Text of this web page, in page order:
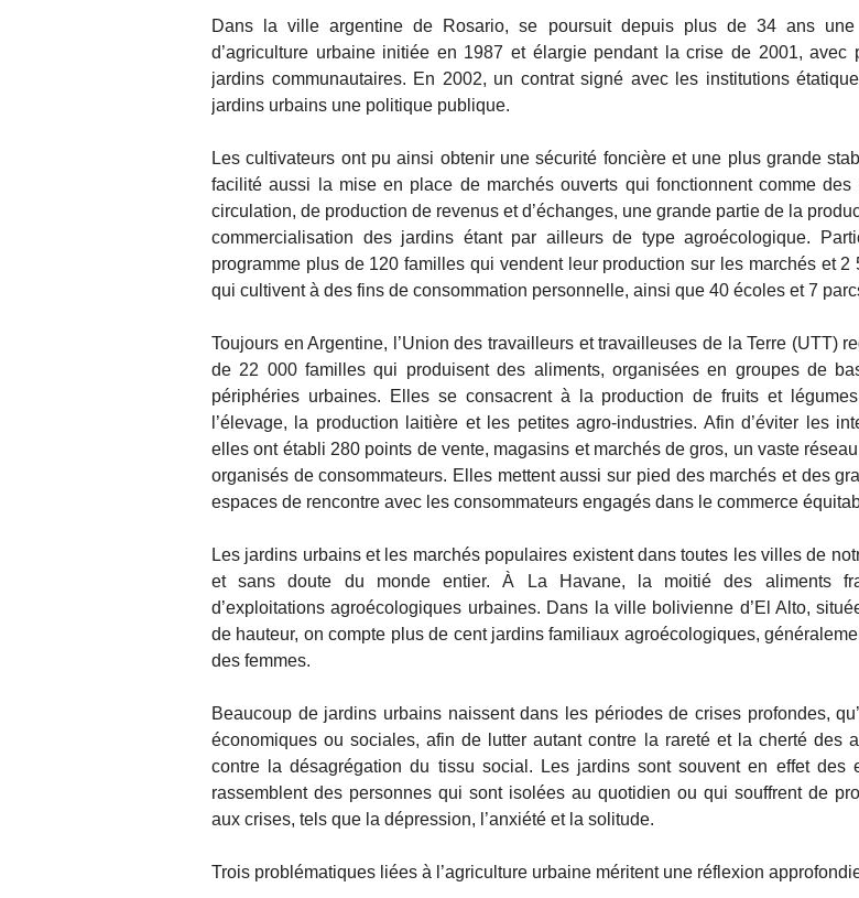
Dans la ville argentine de Rosario, se poursuit depuis plus de 34 ans une
d’agriculture urbaine initiée en 1987 et élargie pendant la crise de 2001, avec
jardins communautaires. En 2002, un contrat signé avec les institutions
jardins urbains une politique publique.
Les cultivateurs ont pu ainsi obtenir une sécurité foncière et une plus grande
facilité aussi la mise en place de marchés ouverts qui fonctionnent comme des
circulation, de production de revenus et d’échanges, une grande partie de la
commercialisation des jardins étant par ailleurs de type agroécologique.
programme plus de 120 familles qui vendent leur production sur les marchés et 2
qui cultivent à des fins de consommation personnelle, ainsi que 40 écoles et 7
Toujours en Argentine, l’Union des travailleurs et travailleuses de la Terre (UTT)
de 22 000 familles qui produisent des aliments, organisées en groupes de
périphéries urbaines. Elles se consacrent à la production de fruits et
l’élevage, la production laitière et les petites agro-industries. Afin d’éviter les
elles ont établi 280 points de vente, magasins et marchés de gros, un vaste
organisés de consommateurs. Elles mettent aussi sur pied des marchés et des
espaces de rencontre avec les consommateurs engagés dans le commerce
Les jardins urbains et les marchés populaires existent dans toutes les villes de
et sans doute du monde entier. À La Havane, la moitié des aliments
d’exploitations agroécologiques urbaines. Dans la ville bolivienne d’El Alto,
de hauteur, on compte plus de cent jardins familiaux agroécologiques,
des femmes.
Beaucoup de jardins urbains naissent dans les périodes de crises profondes,
économiques ou sociales, afin de lutter autant contre la rareté et la cherté des
contre la désagrégation du tissu social. Les jardins sont souvent en effet des
rassemblent des personnes qui sont isolées au quotidien ou qui souffrent de
aux crises, tels que la dépression, l’anxiété et la solitude.
Trois problématiques liées à l’agriculture urbaine méritent une réflexion